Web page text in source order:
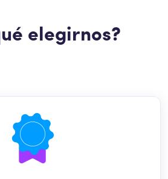
elegirnos?